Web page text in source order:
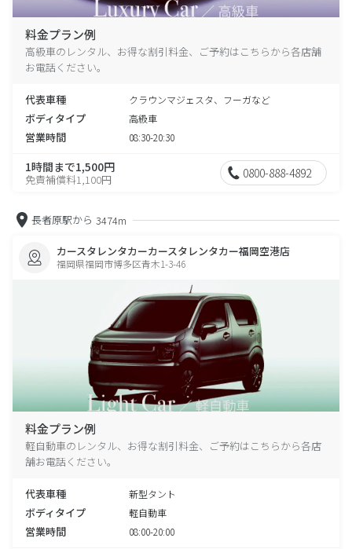
料金プラン例
高級車のレンタル、お得な割引料金、ご予約はこちらから各店舗
お電話ください。
代表車種 クラウンマジェスタ、フーガなど
ボディタイプ 高級車
営業時間 08:30-20:30
1時間まで1,500円
免責補償料1,100円 0800-888-4892
長者原駅から 3474m
カースタレンタカーカースタレンタカー福岡空港店
福岡県福岡市博多区青木1-3-46
料金プラン例
軽自動車のレンタル、お得な割引料金、ご予約はこちらから各店
舗お電話ください。
代表車種 新型タント
ボディタイプ 軽自動車
営業時間 08:00-20:00